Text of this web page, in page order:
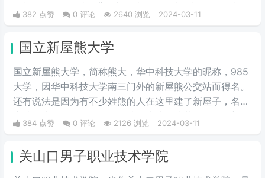
可能源自nga网站的背景颜色类似于泥土的颜色，因此用
户们开始将这些常驻者称为"泥哥"。
382 点赞 0 评论 2640 浏览 2024-03-11
国立新屋熊大学
国立新屋熊大学，简称熊大，华中科技大学的昵称，985
大学，因华中科技大学南三门外的新屋熊公交站而得名。
还有说法是因为有不少姓熊的人在这里建了新屋子，名字
由此而来。具体原因是否如此，也搞不清楚了。但是新屋
熊大学的名字，比这个985大学更广为人知的外号“关山口
384 点赞 0 评论 2126 浏览 2024-03-11
关山口男子职业技术学院